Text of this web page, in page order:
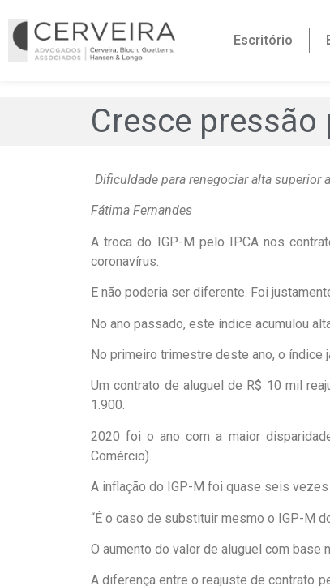
Escritório
Cresce pressão
Dificuldade para renegociar alta superior
Fátima Fernandes
A troca do IGP-M pelo IPCA nos
coronavírus.
E não poderia ser diferente. Foi
No ano passado, este índice acumulou
No primeiro trimestre deste ano, o índice
Um contrato de aluguel de R$ 10 mil
1.900.
2020 foi o ano com a maior
Comércio).
A inflação do IGP-M foi quase seis vezes
“É o caso de substituir mesmo o IGP-M
O aumento do valor de aluguel com base
A diferença entre o reajuste de contrato